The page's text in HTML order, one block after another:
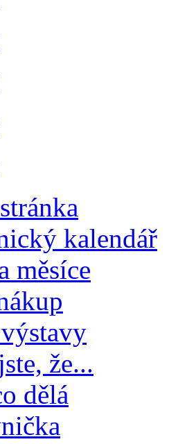
kalendář
měsíce
že...
dělá